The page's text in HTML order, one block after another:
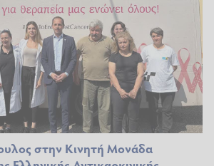
στην Κινητή Μονάδα